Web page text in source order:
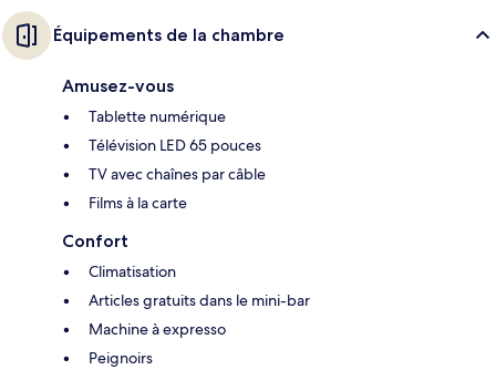
Équipements de la chambre
Amusez-vous
Tablette numérique
Télévision LED 65 pouces
TV avec chaînes par câble
Films à la carte
Confort
Climatisation
Articles gratuits dans le mini-bar
Machine à expresso
Peignoirs